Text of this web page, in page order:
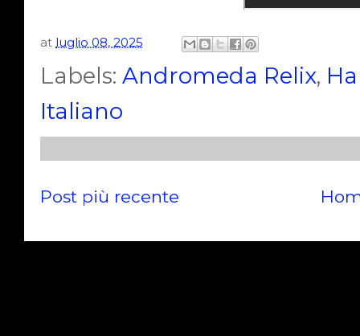
at luglio 08, 2025
Labels: Andromeda Relix,
Italiano
Post più recente